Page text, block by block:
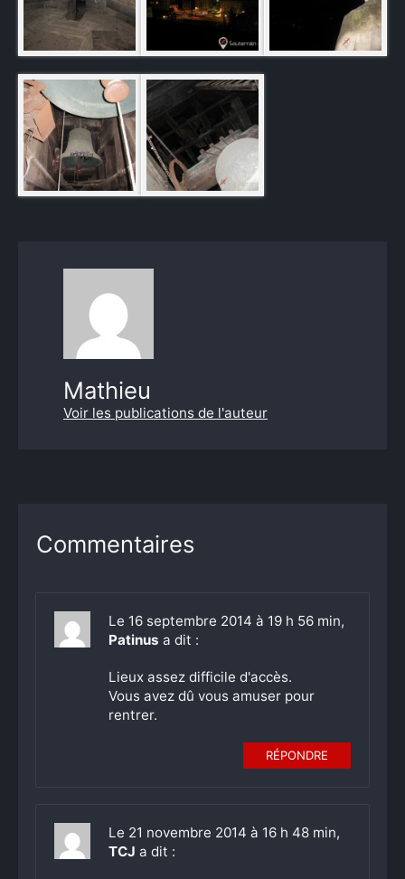
Mathieu
Voir les publications de l'auteur
Commentaires
Le 16 septembre 2014 à 19 h 56 min,
Patinus a dit :
Lieux assez difficile d'accès.
Vous avez dû vous amuser pour
rentrer.
RÉPONDRE
Le 21 novembre 2014 à 16 h 48 min,
TCJ a dit :
Rechercher
: